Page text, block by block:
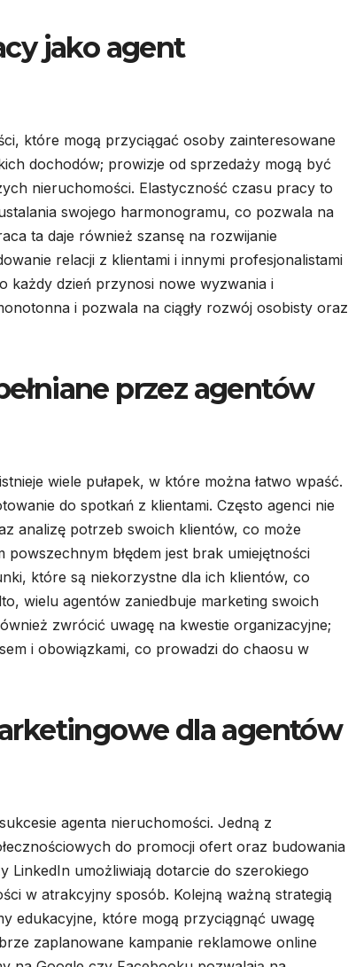
jako agent
które mogą przyciągać osoby zainteresowane
dochodów; prowizje od sprzedaży mogą być
nieruchomości. Elastyczność czasu pracy to
swojego harmonogramu, co pozwala na
ta daje również szansę na rozwijanie
relacji z klientami i innymi profesjonalistami
każdy dzień przynosi nowe wyzwania i
i pozwala na ciągły rozwój osobisty oraz
przez agentów
wiele pułapek, w które można łatwo wpaść.
do spotkań z klientami. Często agenci nie
analizę potrzeb swoich klientów, co może
błędem jest brak umiejętności
które są niekorzystne dla ich klientów, co
wielu agentów zaniedbuje marketing swoich
zwrócić uwagę na kwestie organizacyjne;
i obowiązkami, co prowadzi do chaosu w
dla agentów
agenta nieruchomości. Jedną z
do promocji ofert oraz budowania
LinkedIn umożliwiają dotarcie do szerokiego
w atrakcyjny sposób. Kolejną ważną strategią
edukacyjne, które mogą przyciągnąć uwagę
zaplanowane kampanie reklamowe online